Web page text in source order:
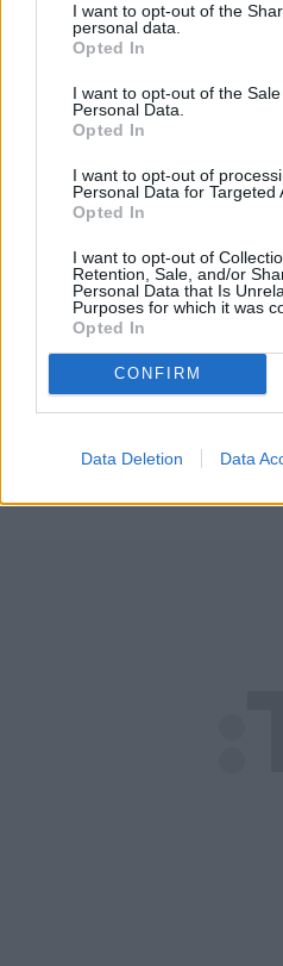
I want to opt-out of the
personal data.
Opted In
I want to opt-out of the
Personal Data.
Opted In
I want to opt-out of
Personal Data for Targeted
Opted In
I want to opt-out of
Retention, Sale, and/or
Personal Data that Is
Purposes for which it was
Opted In
CONFIRM
Data Deletion Data
piłkę, która nieuchronnie
ostatniej chwili defensor
przyjezdnych.
przerywanie gry poprzez
okazji do dośrodkowań w
górnymi piłkami radzili
Salamon, czy Bednarek,
tym względem również